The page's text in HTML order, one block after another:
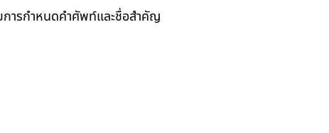
การกำหนดคำศัพท์และชื่อสำคัญ